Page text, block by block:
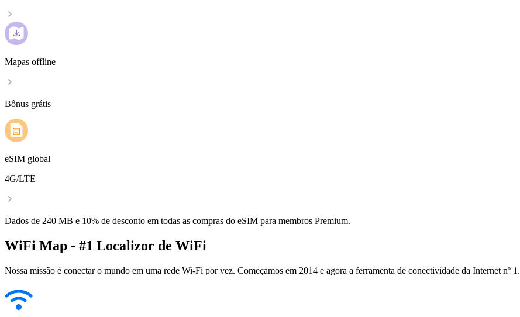
Mapas offline
Bônus grátis
eSIM global
4G/LTE
Dados de 240 MB e 10% de desconto em todas as compras do eSIM para membros Premium.
WiFi Map - #1 Localizor de WiFi
Nossa missão é conectar o mundo em uma rede Wi-Fi por vez. Começamos em 2014 e agora a ferramenta de conectividade da Internet nº 1.